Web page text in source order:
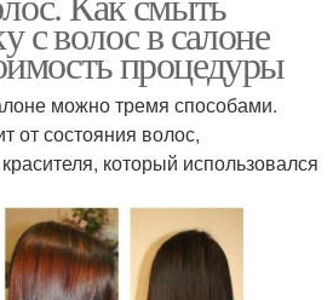
с волос в салоне
процедуры
можно тремя способами.
от состояния волос,
который использовался